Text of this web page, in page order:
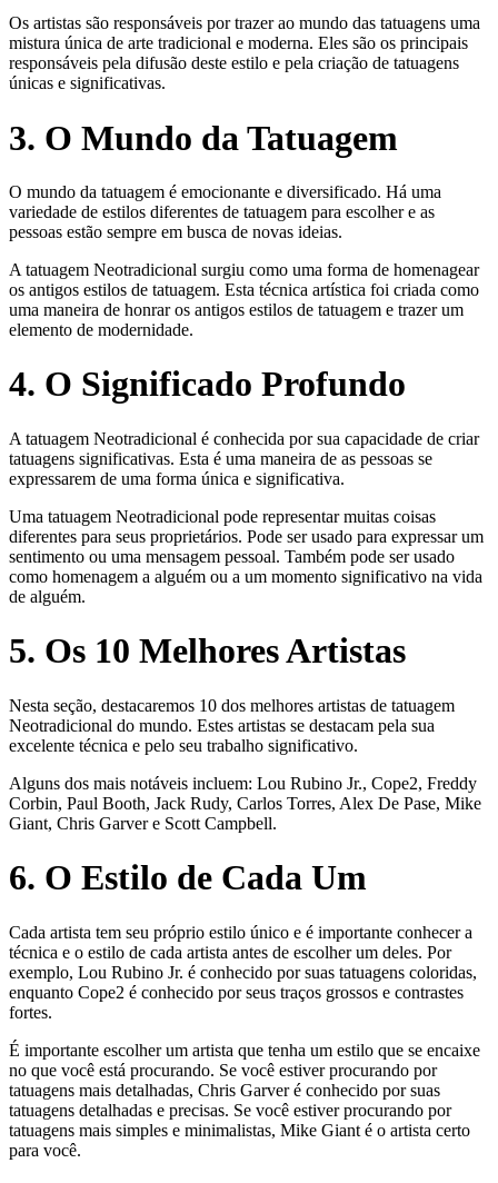
Os artistas são responsáveis ​​por trazer ao mundo das tatuagens uma
mistura única de arte tradicional e moderna. Eles são os principais
responsáveis ​​pela difusão deste estilo e pela criação de tatuagens
únicas e significativas.
3. O Mundo da Tatuagem
O mundo da tatuagem é emocionante e diversificado. Há uma
variedade de estilos diferentes de tatuagem para escolher e as
pessoas estão sempre em busca de novas ideias.
A tatuagem Neotradicional surgiu como uma forma de homenagear
os antigos estilos de tatuagem. Esta técnica artística foi criada como
uma maneira de honrar os antigos estilos de tatuagem e trazer um
elemento de modernidade.
4. O Significado Profundo
A tatuagem Neotradicional é conhecida por sua capacidade de criar
tatuagens significativas. Esta é uma maneira de as pessoas se
expressarem de uma forma única e significativa.
Uma tatuagem Neotradicional pode representar muitas coisas
diferentes para seus proprietários. Pode ser usado para expressar um
sentimento ou uma mensagem pessoal. Também pode ser usado
como homenagem a alguém ou a um momento significativo na vida
de alguém.
5. Os 10 Melhores Artistas
Nesta seção, destacaremos 10 dos melhores artistas de tatuagem
Neotradicional do mundo. Estes artistas se destacam pela sua
excelente técnica e pelo seu trabalho significativo.
Alguns dos mais notáveis incluem: Lou Rubino Jr., Cope2, Freddy
Corbin, Paul Booth, Jack Rudy, Carlos Torres, Alex De Pase, Mike
Giant, Chris Garver e Scott Campbell.
6. O Estilo de Cada Um
Cada artista tem seu próprio estilo único e é importante conhecer a
técnica e o estilo de cada artista antes de escolher um deles. Por
exemplo, Lou Rubino Jr. é conhecido por suas tatuagens coloridas,
enquanto Cope2 é conhecido por seus traços grossos e contrastes
fortes.
É importante escolher um artista que tenha um estilo que se encaixe
no que você está procurando. Se você estiver procurando por
tatuagens mais detalhadas, Chris Garver é conhecido por suas
tatuagens detalhadas e precisas. Se você estiver procurando por
tatuagens mais simples e minimalistas, Mike Giant é o artista certo
para você.